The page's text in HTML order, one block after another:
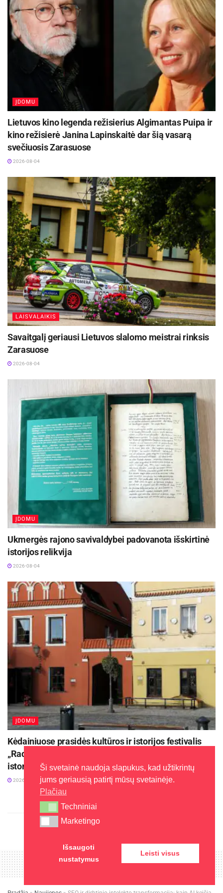
ĮDOMU
Lietuvos kino legenda režisierius Algimantas Puipa ir
kino režisierė Janina Lapinskaitė dar šią vasarą
svečiuosis Zarasuose
2026-08-04
LAISVALAIKIS
Savaitgalį geriausi Lietuvos slalomo meistrai rinksis
Zarasuose
2026-08-04
ĮDOMU
Ukmergės rajono savivaldybei padovanota išskirtinė
istorijos relikvija
2026-08-04
ĮDOMU
Kėdainiuose prasidės kultūros ir istorijos festivalis
„Radviliada“ ir papasakos kunigaikščių Radvilų
istoriją
2026-08-04
Ši svetainė naudoja slapukus, kad užtikrintų
jums geriausią patirtį mūsų svetainėje.
Plačiau
Techniniai
Techniniai
Marketingo
Marketingo
Išsaugoti
nustatymus
Leisti visus